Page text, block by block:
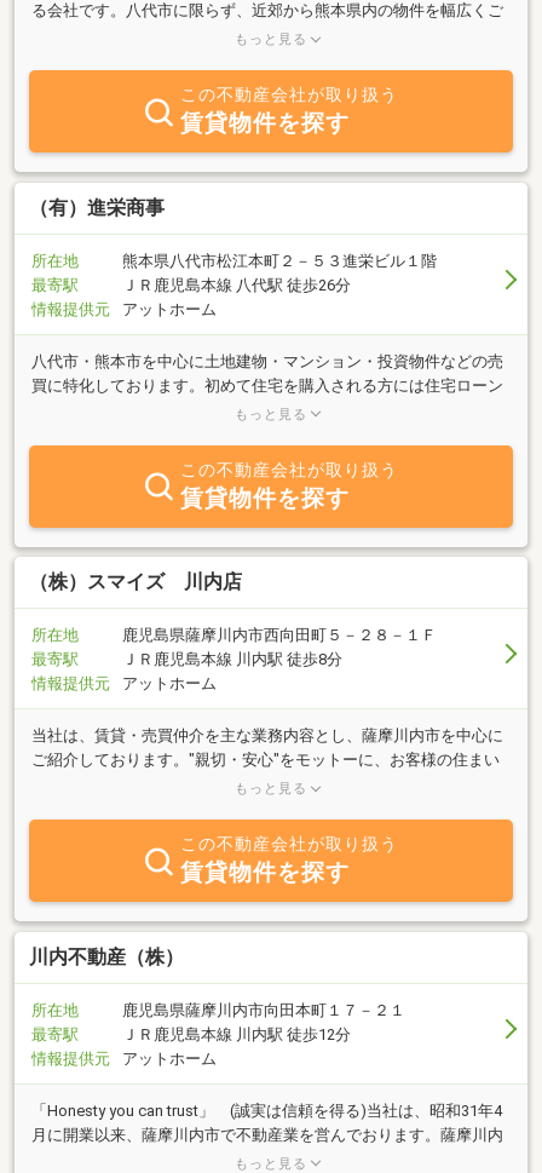
る会社です。八代市に限らず、近郊から熊本県内の物件を幅広くご
相談ください。お客様のご要望に併せたスピーディな対応を心掛け
まずはお気軽にご相談ください。
もっと見る
この不動産会社が取り扱う
賃貸物件を探す
（有）進栄商事
所在地
熊本県八代市松江本町２－５３進栄ビル１階
最寄駅
ＪＲ鹿児島本線 八代駅 徒歩26分
情報提供元
アットホーム
八代市・熊本市を中心に土地建物・マンション・投資物件などの売
買に特化しております。初めて住宅を購入される方には住宅ローン
のサポートから対応いたしますので、なんでもお気軽にご相談くだ
もっと見る
この不動産会社が取り扱う
賃貸物件を探す
（株）スマイズ 川内店
所在地
鹿児島県薩摩川内市西向田町５－２８－１Ｆ
最寄駅
ＪＲ鹿児島本線 川内駅 徒歩8分
情報提供元
アットホーム
当社は、賃貸・売買仲介を主な業務内容とし、薩摩川内市を中心に
ご紹介しております。″親切・安心″をモットーに、お客様の住まい
のパートナーとして、精一杯お手伝いさせていただきますので、是
もっと見る
この不動産会社が取り扱う
賃貸物件を探す
川内不動産（株）
所在地
鹿児島県薩摩川内市向田本町１７－２１
最寄駅
ＪＲ鹿児島本線 川内駅 徒歩12分
情報提供元
アットホーム
「Honesty you can trust」 (誠実は信頼を得る)当社は、昭和31年4
月に開業以来、薩摩川内市で不動産業を営んでおります。薩摩川内
市で不動産の売買・賃貸・有効活用等お考えでしたらお気軽にご連
もっと見る